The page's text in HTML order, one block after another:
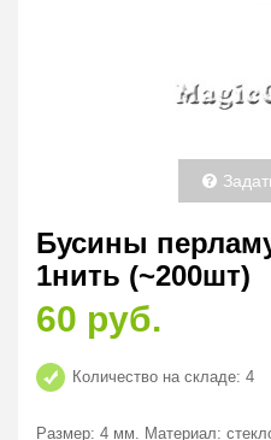
Бусины
1нить (~200шт)
60 руб.
Количество на складе: 4
Размер: 4 мм. Материал: